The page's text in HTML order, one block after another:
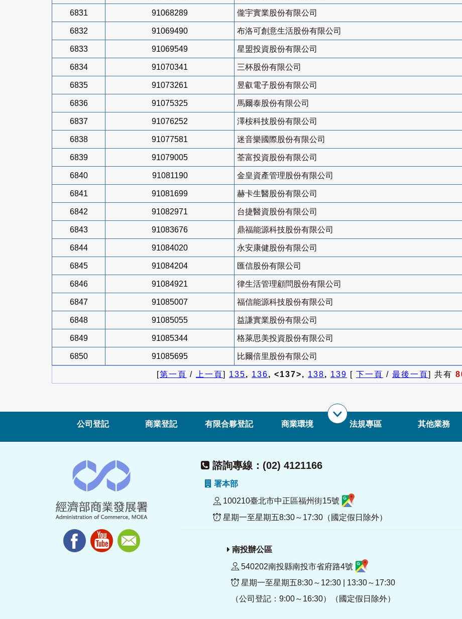
6831 91068289 儱宇實業股份有限公司
6832 91069490 布洛可創意生活股份有限公司
6833 91069549 星盟投資股份有限公司
6834 91070341 三杯股份有限公司
6835 91073261 昱叡電子股份有限公司
6836 91075325 馬爾泰股份有限公司
6837 91076252 澤桉科技股份有限公司
6838 91077581 迷音樂國際股份有限公司
6839 91079005 荃富投資股份有限公司
6840 91081190 金皇資產管理股份有限公司
6841 91081699 赫卡生醫股份有限公司
6842 91082971 台捷醫資股份有限公司
6843 91083676 鼎福能源科技股份有限公司
6844 91084020 永安康健股份有限公司
6845 91084204 匯信股份有限公司
6846 91084921 律生活管理顧問股份有限公司
6847 91085007 福信能源科技股份有限公司
6848 91085055 益謙實業股份有限公司
6849 91085344 格萊思美投資股份有限公司
6850 91085695 比爾倍里股份有限公司
[第一頁 / 上一頁] 135, 136, <137>, 138, 139 [ 下一頁 / 最後一頁] 共有
公司登記 商業登記 有限合夥登記 商業環境 法規專區 其他業務
諮詢專線：(02) 4121166
署本部
100210臺北市中正區福州街15號
星期一至星期五8:30～17:30（國定假日除外）
南投辦公區
540202南投縣南投市省府路4號
星期一至星期五8:30～12:30 | 13:30～17:30
（公司登記：9:00～16:30）（國定假日除外）